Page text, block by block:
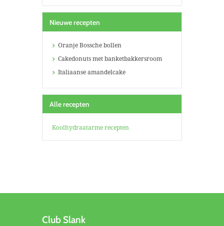
Nieuwe recepten
Oranje Bossche bollen
Cakedonuts met banketbakkersroom
Italiaanse amandelcake
Alle recepten
Koolhydraatarme recepten
Club Slank